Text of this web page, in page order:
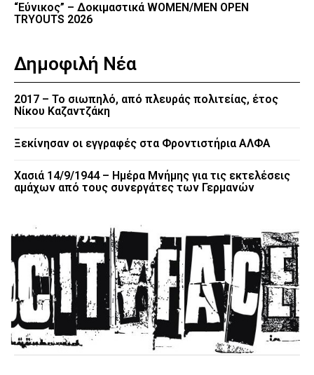
“Εύνικος” – Δοκιμαστικά WOMEN/MEN OPEN
TRYOUTS 2026
Δημοφιλή Νέα
2017 – Το σιωπηλό, από πλευράς πολιτείας, έτος
Νίκου Καζαντζάκη
Ξεκίνησαν οι εγγραφές στα Φροντιστήρια ΑΛΦΑ
Χασιά 14/9/1944 – Ημέρα Μνήμης για τις εκτελέσεις
αμάχων από τους συνεργάτες των Γερμανών